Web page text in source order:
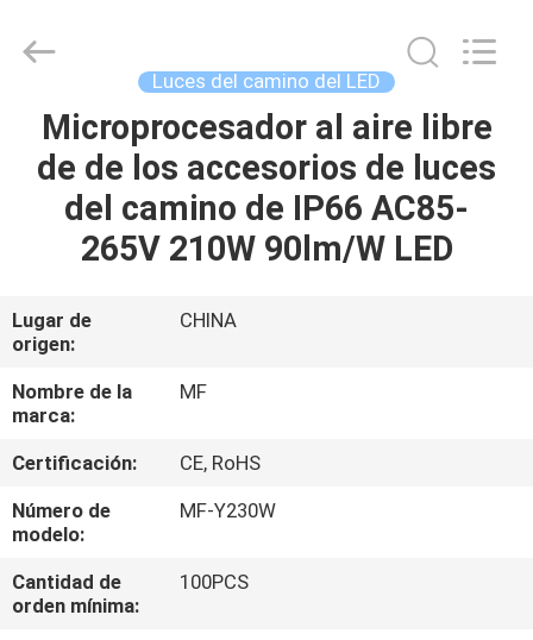
HOGAR
PRODUCTOS
SOBRE
NOSOTROS
VIAJE
DE
LA
FÁBRICA
Ming
Feng
Reserved.
Luces del camino del LED
Microprocesador al aire libre
de de los accesorios de luces
del camino de IP66 AC85-
265V 210W 90lm/W LED
Lugar de
origen:
CHINA
Nombre de la
marca:
MF
Certificación:
CE, RoHS
Número de
modelo:
MF-Y230W
Cantidad de
orden mínima:
100PCS